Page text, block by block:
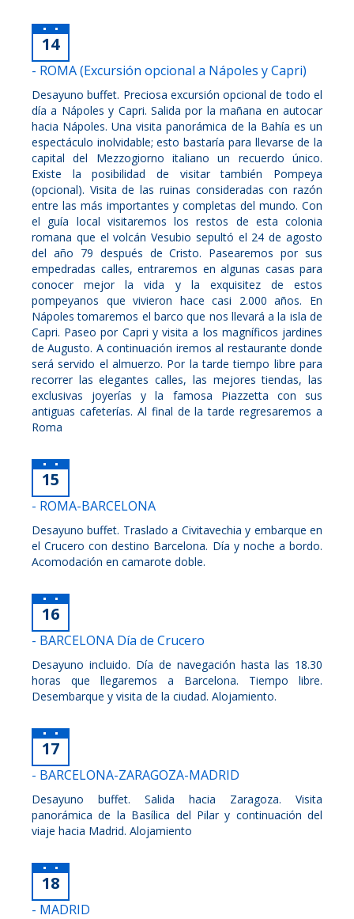
14
- ROMA (Excursión opcional a Nápoles y Capri)
Desayuno buffet. Preciosa excursión opcional de todo el
día a Nápoles y Capri. Salida por la mañana en autocar
hacia Nápoles. Una visita panorámica de la Bahía es un
espectáculo inolvidable; esto bastaría para llevarse de la
capital del Mezzogiorno italiano un recuerdo único.
Existe la posibilidad de visitar también Pompeya
(opcional). Visita de las ruinas consideradas con razón
entre las más importantes y completas del mundo. Con
el guía local visitaremos los restos de esta colonia
romana que el volcán Vesubio sepultó el 24 de agosto
del año 79 después de Cristo. Pasearemos por sus
empedradas calles, entraremos en algunas casas para
conocer mejor la vida y la exquisitez de estos
pompeyanos que vivieron hace casi 2.000 años. En
Nápoles tomaremos el barco que nos llevará a la isla de
Capri. Paseo por Capri y visita a los magníficos jardines
de Augusto. A continuación iremos al restaurante donde
será servido el almuerzo. Por la tarde tiempo libre para
recorrer las elegantes calles, las mejores tiendas, las
exclusivas joyerías y la famosa Piazzetta con sus
antiguas cafeterías. Al final de la tarde regresaremos a
Roma
15
- ROMA-BARCELONA
Desayuno buffet. Traslado a Civitavechia y embarque en
el Crucero con destino Barcelona. Día y noche a bordo.
Acomodación en camarote doble.
16
- BARCELONA Día de Crucero
Desayuno incluido. Día de navegación hasta las 18.30
horas que llegaremos a Barcelona. Tiempo libre.
Desembarque y visita de la ciudad. Alojamiento.
17
- BARCELONA-ZARAGOZA-MADRID
Desayuno buffet. Salida hacia Zaragoza. Visita
panorámica de la Basílica del Pilar y continuación del
viaje hacia Madrid. Alojamiento
18
- MADRID